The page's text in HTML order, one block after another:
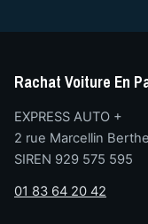
Rachat Voiture En
EXPRESS AUTO +
2 rue Marcellin
SIREN 929 575 595
01 83 64 20 42